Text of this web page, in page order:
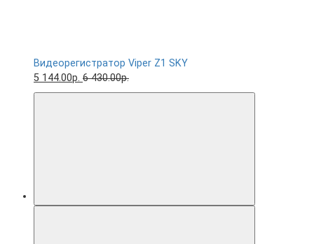
Видеорегистратор Viper Z1 SKY
5 144.00р. 6 430.00р.